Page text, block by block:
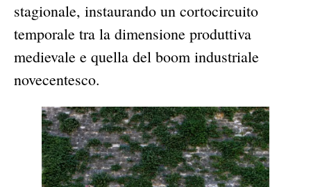
stagionale, instaurando un cortocircuito
temporale tra la dimensione produttiva
medievale e quella del boom industriale
novecentesco.